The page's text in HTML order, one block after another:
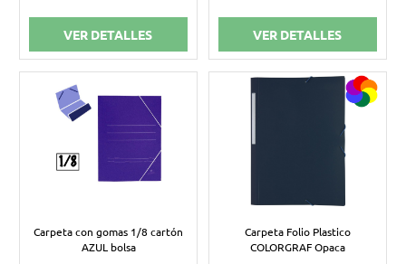
VER DETALLES VER DETALLES
Carpeta con gomas 1/8 cartón
AZUL bolsa
Carpeta Folio Plastico
COLORGRAF Opaca